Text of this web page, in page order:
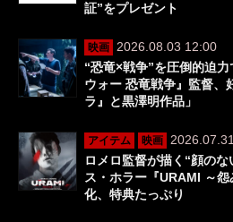
証”をプレゼント
映画
2026.08.03 12:00
“恐竜×戦争”を圧倒的迫
ウォー 恐竜戦争』監督、
ラ』と黒澤明作品」
アイテム 映画
ロメロ監督が描く“顔の
ス・ホラー『URAMI ～
化、特典たっぷり